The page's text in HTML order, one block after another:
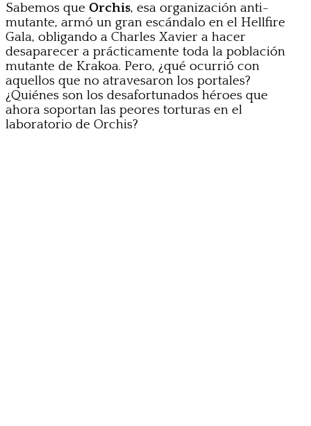
Sabemos que Orchis, esa organización anti-
mutante, armó un gran escándalo en el Hellfire
Gala, obligando a Charles Xavier a hacer
desaparecer a prácticamente toda la población
mutante de Krakoa. Pero, ¿qué ocurrió con
aquellos que no atravesaron los portales?
¿Quiénes son los desafortunados héroes que
ahora soportan las peores torturas en el
laboratorio de Orchis?